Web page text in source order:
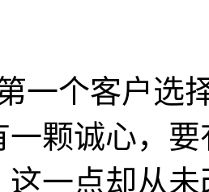
一个客户选
一颗诚心，
这一点却从